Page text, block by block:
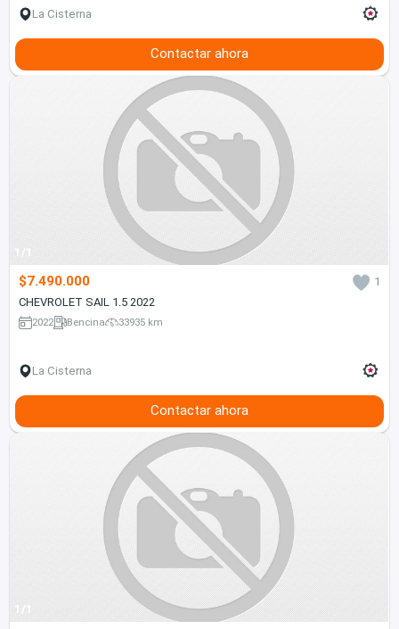
La Cisterna
Contactar ahora
1/1
$7.490.000
1
CHEVROLET SAIL 1.5 2022
2022 Bencina 33935 km
La Cisterna
Contactar ahora
1/1